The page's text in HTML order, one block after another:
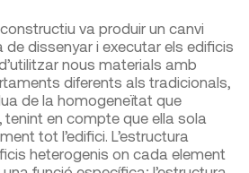
va produir un canvi
de dissenyar i executar els edificis
nous materials amb
diferents als tradicionals,
de la homogeneïtat que
tenint en compte que ella sola
tot l’edifici. L’estructura
heterogenis on cada element